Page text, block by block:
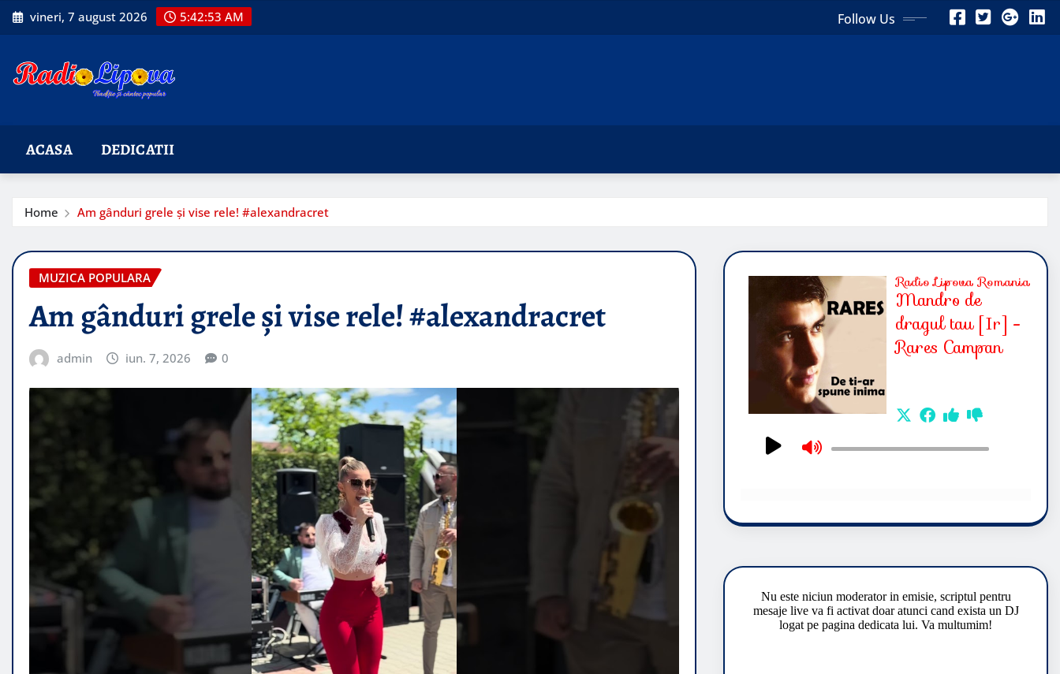
Skip
to
vineri, 7 august 2026 5:42:54 AM Follow Us
ACASA DEDICATII
Home Am gânduri grele și vise rele! #alexandracret
MUZICA POPULARA
Am gânduri grele și vise rele! #alexandracret
admin iun. 7, 2026 0